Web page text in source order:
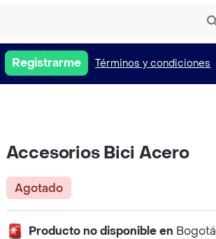
Registrarme Términos y condiciones
Accesorios Bici Acero
Agotado
Producto no disponible en Bogotá